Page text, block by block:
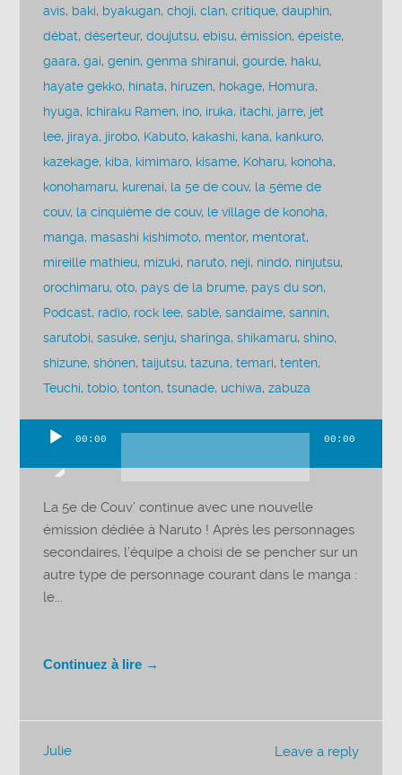
avis, baki, byakugan,choji,clan,critique,dauphin,
débat,déserteur,doujutsu,ebisu,émission,épeiste,
gaara,gai,genin,genma shiranui,gourde, haku,
hayate gekko, hinata, hiruzen, hokage, Homura,
hyuga, Ichiraku Ramen, ino, iruka, itachi, jarre, jet
lee, jiraya, jirobo, Kabuto, kakashi, kana, kankuro,
kazekage, kiba, kimimaro, kisame, Koharu, konoha,
konohamaru, kurenai, la 5e de couv, la 5ème de
couv, la cinquième de couv, le village de konoha,
manga, masashi kishimoto, mentor, mentorat,
mireille mathieu, mizuki, naruto, neji, nindo, ninjutsu,
orochimaru,oto, pays de la brume, pays du son,
Podcast, radio, rock lee,sable,sandaime,sannin,
sarutobi,sasuke,senju,sharinga,shikamaru,shino,
shizune,shônen,taijutsu,tazuna,temari,tenten,
Teuchi,tobio,tonton,tsunade, uchiwa,zabuza
audio
00:00 00:00
La 5e de Couv’ continue avec une nouvelle
émission dédiée à Naruto ! Après les personnages
secondaires, l’équipe a choisi de se pencher sur un
autre type de personnage courant dans le manga :
le...
Continuez à lire →
Leave a reply
Julie